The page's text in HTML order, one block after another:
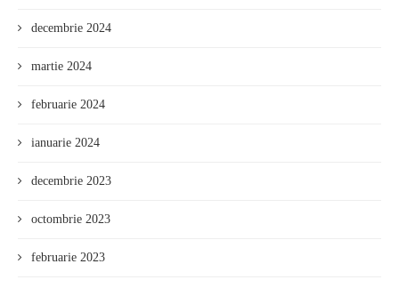
decembrie 2024
martie 2024
februarie 2024
ianuarie 2024
decembrie 2023
octombrie 2023
februarie 2023